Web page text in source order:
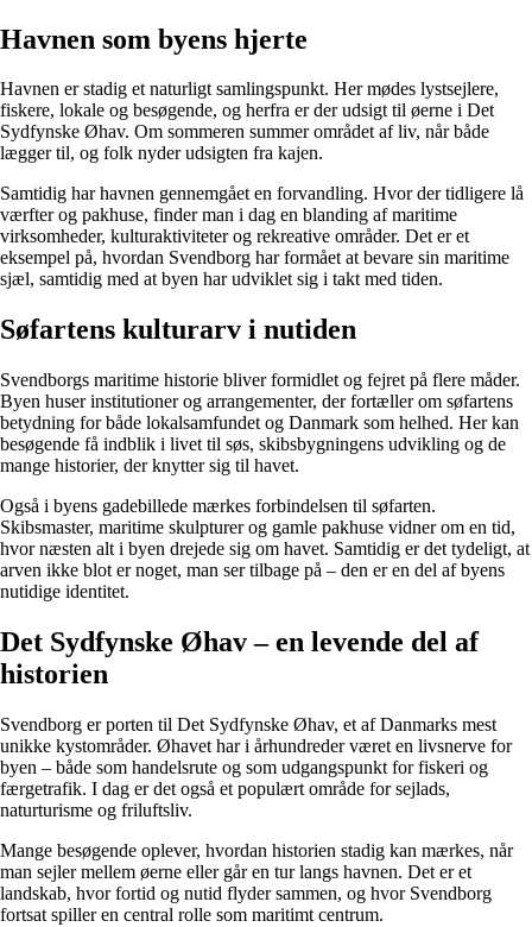
Havnen som byens hjerte
Havnen er stadig et naturligt samlingspunkt. Her mødes lystsejlere,
fiskere, lokale og besøgende, og herfra er der udsigt til øerne i Det
Sydfynske Øhav. Om sommeren summer området af liv, når både
lægger til, og folk nyder udsigten fra kajen.
Samtidig har havnen gennemgået en forvandling. Hvor der tidligere lå
værfter og pakhuse, finder man i dag en blanding af maritime
virksomheder, kulturaktiviteter og rekreative områder. Det er et
eksempel på, hvordan Svendborg har formået at bevare sin maritime
sjæl, samtidig med at byen har udviklet sig i takt med tiden.
Søfartens kulturarv i nutiden
Svendborgs maritime historie bliver formidlet og fejret på flere måder.
Byen huser institutioner og arrangementer, der fortæller om søfartens
betydning for både lokalsamfundet og Danmark som helhed. Her kan
besøgende få indblik i livet til søs, skibsbygningens udvikling og de
mange historier, der knytter sig til havet.
Også i byens gadebillede mærkes forbindelsen til søfarten.
Skibsmaster, maritime skulpturer og gamle pakhuse vidner om en tid,
hvor næsten alt i byen drejede sig om havet. Samtidig er det tydeligt, at
arven ikke blot er noget, man ser tilbage på – den er en del af byens
nutidige identitet.
Det Sydfynske Øhav – en levende del af
historien
Svendborg er porten til Det Sydfynske Øhav, et af Danmarks mest
unikke kystområder. Øhavet har i århundreder været en livsnerve for
byen – både som handelsrute og som udgangspunkt for fiskeri og
færgetrafik. I dag er det også et populært område for sejlads,
naturturisme og friluftsliv.
Mange besøgende oplever, hvordan historien stadig kan mærkes, når
man sejler mellem øerne eller går en tur langs havnen. Det er et
landskab, hvor fortid og nutid flyder sammen, og hvor Svendborg
fortsat spiller en central rolle som maritimt centrum.